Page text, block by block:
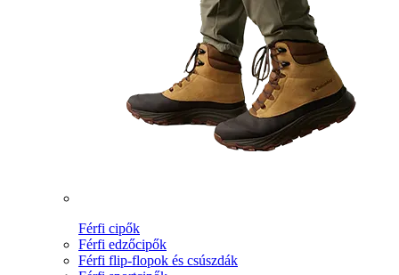
Férfi cipők
Férfi edzőcipők
Férfi flip-flopok és csúszdák